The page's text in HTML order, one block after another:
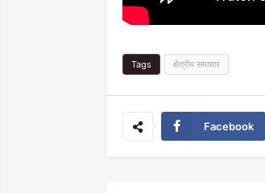
Tags क्षेत्रीय समाचार
Facebook